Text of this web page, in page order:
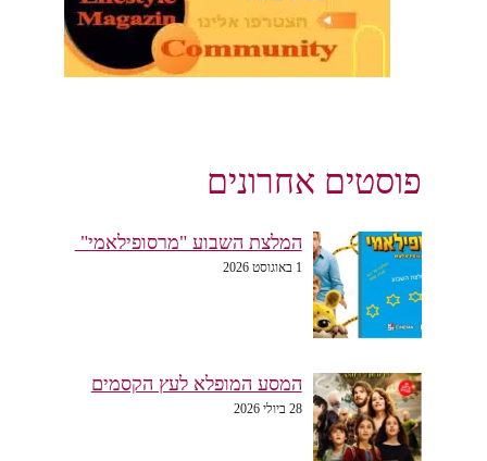
פוסטים אחרונים
המלצת השבוע "מרסופילאמי"
1 באוגוסט 2026
המסע המופלא לעץ הקסמים
28 ביולי 2026